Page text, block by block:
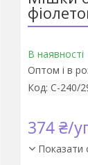
В наявності
Оптом і в
Код: С-240/
374 ₴/
Показати